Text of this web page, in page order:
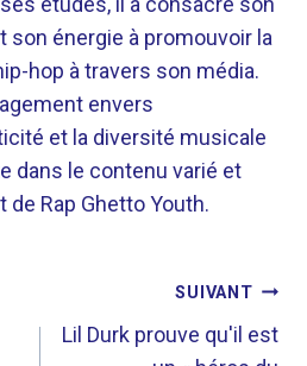
son énergie à promouvoir la
hop à travers son média.
envers
et la diversité musicale
dans le contenu varié et
de Rap Ghetto Youth.
SUIVANT
Lil Durk prouve qu'il est